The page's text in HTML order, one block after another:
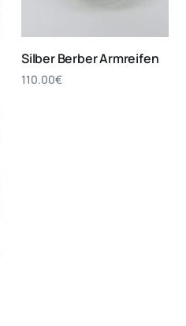
Silber Berber Armreifen
110.00€